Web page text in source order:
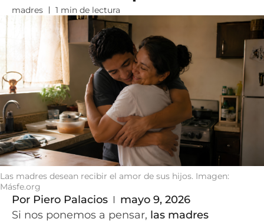
madres 1 min de lectura
Las madres desean recibir el amor de sus hijos. Imagen:
Másfe.org
Por Piero Palacios
mayo 9, 2026
Si nos ponemos a pensar, las madres